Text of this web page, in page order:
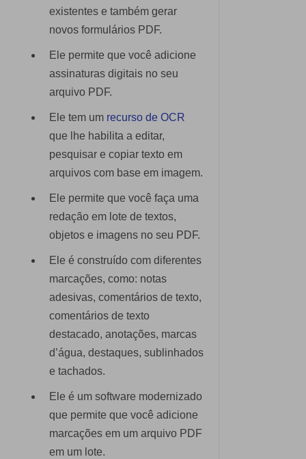
existentes e também gerar
novos formulários PDF.
Ele permite que você adicione
assinaturas digitais no seu
arquivo PDF.
Ele tem um recurso de OCR
que lhe habilita a editar,
pesquisar e copiar texto em
arquivos com base em imagem.
Ele permite que você faça uma
redação em lote de textos,
objetos e imagens no seu PDF.
Ele é construído com diferentes
marcações, como: notas
adesivas, comentários de texto,
comentários de texto
destacado, anotações, marcas
d’água, destaques, sublinhados
e tachados.
Ele é um software modernizado
que permite que você adicione
marcações em um arquivo PDF
em um lote.